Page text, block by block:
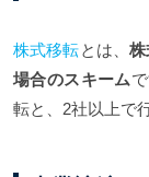
株式移転とは、株
場合のスキーム
転と、2社以上で